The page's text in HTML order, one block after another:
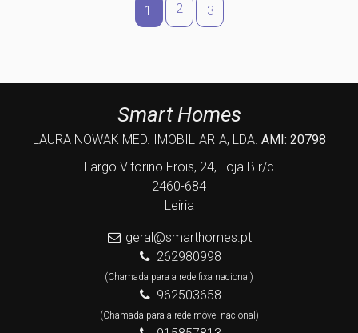
1 2 3
Smart Homes
LAURA NOWAK MED. IMOBILIARIA, LDA. AMI: 20798
Largo Vitorino Frois, 24, Loja B r/c
2460-684
Leiria
geral@smarthomes.pt
262980998
(Chamada para a rede fixa nacional)
962503658
(Chamada para a rede móvel nacional)